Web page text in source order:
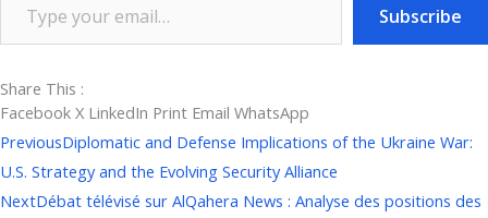
Subscribe
Share This :
Facebook X LinkedIn Print Email WhatsApp
Prev
PreviousDiplomatic and Defense Implications of the Ukraine War:
U.S. Strategy and the Evolving Security Alliance
NextDébat télévisé sur AlQahera News : Analyse des positions des
Next